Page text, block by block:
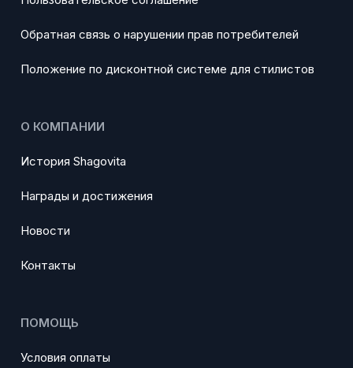
Обратная связь о нарушении прав потребителей
Положение по дисконтной системе для стилистов
О КОМПАНИИ
История Shagovita
Награды и достижения
Новости
Контакты
ПОМОЩЬ
Условия оплаты